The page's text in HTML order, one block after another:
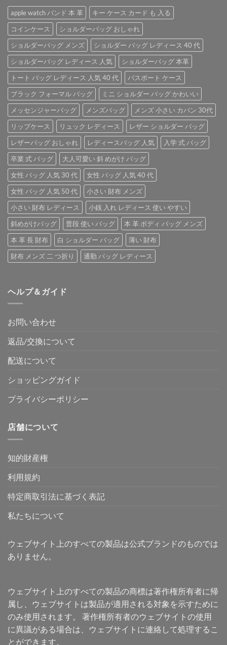
で
し
た。
¥3,800
で
す。
apple watch バンド 本 革
キー ケース カード も 入る
コインケース
ショルダーバッグ おしゃれ
ショルダーバッグ メンズ
ショルダー バッグ レディース 40 代
ショルダーバッグ レディース 人気
ショルダーバッグ 本革
トート バッグ レディース 人気 40 代
パスポート ケース
ブラック フォーマル バッグ
ミニ ショルダー バッグ かわいい
メッセンジャーバッグ
メンズバッグ
メンズ 小さい カバン 30代
リップケース
リュック レディース
レザー ショルダー バッグ
レザーバッグ おしゃれ
レディースバッグ 人気
入学 式 バッグ
卒業 式 バッグ
大人可愛い 斜 めがけ バッグ
女性 バッグ 人気 30 代
女性 バッグ 人気 40 代
女性 バッグ 人気 50 代
小さい 財布 メンズ
小さい 財布 レディース
小銭 入れ レディース 使い やすい
斜めがけバッグ
普段 使い バッグ
本 革 ボディ バッグ メンズ
本 革 長 財布
白 ショルダー バッグ
薄い 財布
財布 メンズ 二 つ折り
通勤 バッグ レディース
ヘルプ＆ガイド
お問い合わせ
返品/交換について
配送について
ショッピングガイド
プライバシーポリシー
店舗について
知的財産権
利用規約
特定商取引法に基づく表記
私たちについて
ウェブサイト上のすべての製品は公式ブランドのものでは
ありません。
ウェブサイト上のすべての製品の商標は著作権所有者に帰
属し、ウェブサイトは製品が適用される対象を示すために
のみ使用されます。 著作権所有者のウェブサイトの使用
に異議がある場合は、ウェブサイトに連絡して処理するこ
とができます。